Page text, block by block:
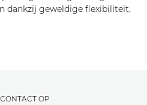
dankzij geweldige flexibiliteit,
OP